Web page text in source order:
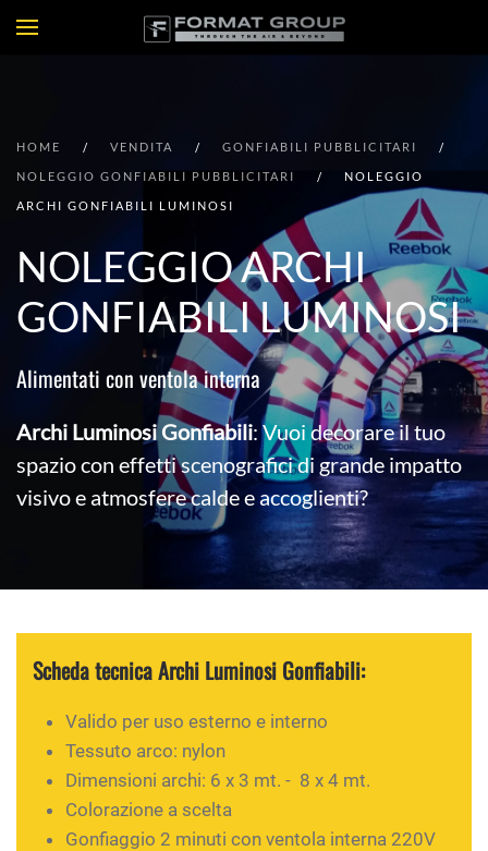
HOME VENDITA GONFIABILI PUBBLICITARI
NOLEGGIO GONFIABILI PUBBLICITARI NOLEGGIO
ARCHI GONFIABILI LUMINOSI
NOLEGGIO ARCHI
GONFIABILI LUMINOSI
Alimentati con ventola interna
Archi Luminosi Gonfiabili: Vuoi decorare il tuo
spazio con effetti scenografici di grande impatto
visivo e atmosfere calde e accoglienti?
Scheda tecnica Archi Luminosi Gonfiabili:
Valido per uso esterno e interno
Tessuto arco: nylon
Dimensioni archi: 6 x 3 mt. - 8 x 4 mt.
Colorazione a scelta
Gonfiaggio 2 minuti con ventola interna 220V